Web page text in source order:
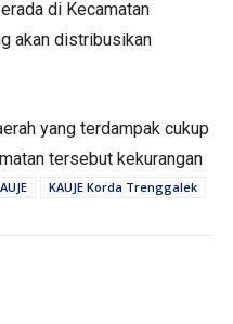
di Kecamatan
akan distribusikan
yang terdampak cukup
tersebut kekurangan
KAUJE Korda Trenggalek